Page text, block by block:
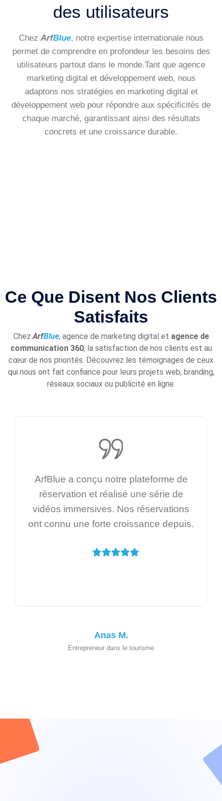
des utilisateurs
Chez ArfBlue, notre expertise internationale nous
permet de comprendre en profondeur les besoins des
utilisateurs partout dans le monde.Tant que agence
marketing digital et développement web, nous
adaptons nos stratégies en marketing digital et
développement web pour répondre aux spécificités de
chaque marché, garantissant ainsi des résultats
concrets et une croissance durable.
Ce Que Disent Nos Clients
Satisfaits
ChezArfBlue, agence de marketing digital et agence de
communication 360, la satisfaction de nos clients est au
cœur de nos priorités. Découvrez les témoignages de ceux
qui nous ont fait confiance pour leurs projets web, branding,
réseaux sociaux ou publicité en ligne.
Anas M.
Entrepreneur dans le tourisme
ArfBlue a conçu notre plateforme de
réservation et réalisé une série de
vidéos immersives. Nos réservations
ont connu une forte croissance depuis.